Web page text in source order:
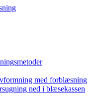
med forblæsning
ned i blæsekassen